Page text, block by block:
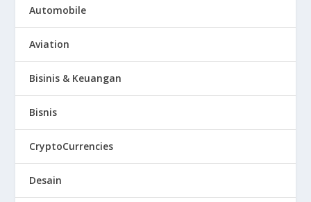
Automobile
Aviation
Bisinis & Keuangan
Bisnis
CryptoCurrencies
Desain